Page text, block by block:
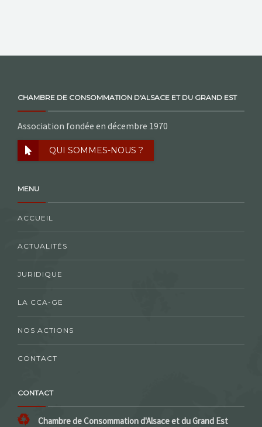
CHAMBRE DE CONSOMMATION D'ALSACE ET DU GRAND EST
Association fondée en décembre 1970
QUI SOMMES-NOUS ?
MENU
ACCUEIL
ACTUALITÉS
JURIDIQUE
LA CCA-GE
NOS ACTIONS
CONTACT
CONTACT
Chambre de Consommation d'Alsace et du Grand Est